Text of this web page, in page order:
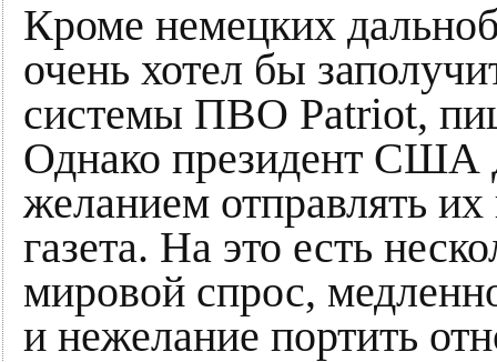
Кроме немецких
очень хотел бы
системы ПВО Patriot,
Однако президент США
желанием отправлять
газета. На это есть
мировой спрос,
и нежелание портить